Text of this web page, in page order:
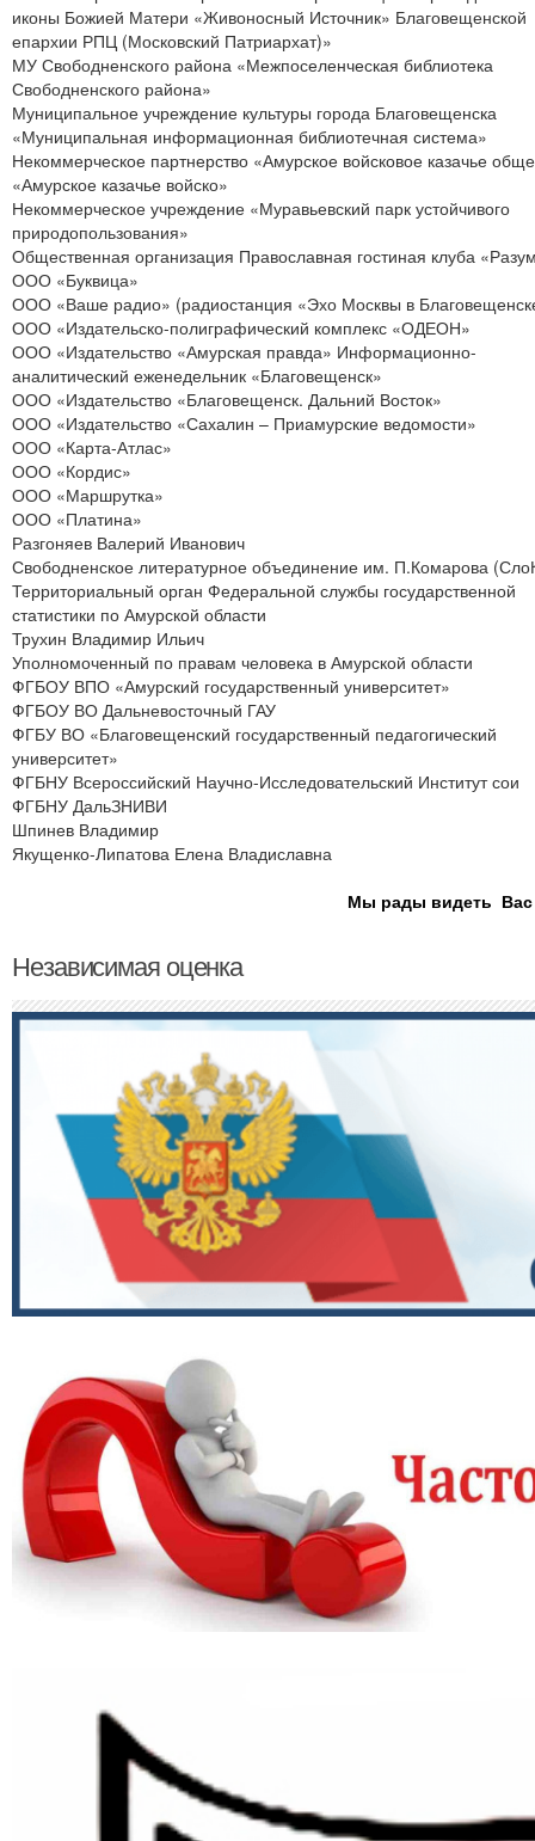
иконы Божией Матери «Живоносный Источник» Благовещенской
епархии РПЦ (Московский Патриархат)»
МУ Свободненского района «Межпоселенческая библиотека
Свободненского района»
Муниципальное учреждение культуры города Благовещенска
«Муниципальная информационная библиотечная система»
Некоммерческое партнерство «Амурское войсковое казачье
«Амурское казачье войско»
Некоммерческое учреждение «Муравьевский парк устойчивого
природопользования»
Общественная организация Православная гостиная клуба
ООО «Буквица»
ООО «Ваше радио» (радиостанция «Эхо Москвы в
ООО «Издательско-полиграфический комплекс «ОДЕОН»
ООО «Издательство «Амурская правда» Информационно-
аналитический еженедельник «Благовещенск»
ООО «Издательство «Благовещенск. Дальний Восток»
ООО «Издательство «Сахалин – Приамурские ведомости»
ООО «Карта-Атлас»
ООО «Кордис»
ООО «Маршрутка»
ООО «Платина»
Разгоняев Валерий Иванович
Свободненское литературное объединение им. П.Комарова
Территориальный орган Федеральной службы государственной
статистики по Амурской области
Трухин Владимир Ильич
Уполномоченный по правам человека в Амурской области
ФГБОУ ВПО «Амурский государственный университет»
ФГБОУ ВО Дальневосточный ГАУ
ФГБУ ВО «Благовещенский государственный педагогический
университет»
ФГБНУ Всероссийский Научно-Исследовательский Институт сои
ФГБНУ ДальЗНИВИ
Шпинев Владимир
Якущенко-Липатова Елена Владиславна
Мы рады видеть Вас
Независимая оценка